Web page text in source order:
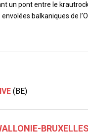
un pont entre le
balkaniques de
(BE)